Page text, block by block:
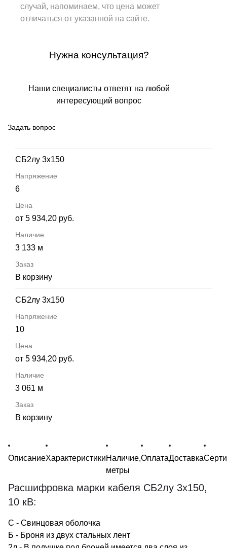
случай, напоминаем, что цена может
отличаться от указанной на сайте.
Нужна консультация?
Наши специалисты ответят на любой
интересующий вопрос
Задать вопрос
СБ2лу 3х150
6
от 5 934,20 руб.
3 133 м
В корзину
СБ2лу 3х150
10
от 5 934,20 руб.
3 061 м
В корзину
ОписаниеХарактеристикиНаличие,
метры
ОплатаДоставка
Расшифровка марки кабеля СБ2лу 3х150,
10 кВ:
С - Свинцовая оболочка
Б - Броня из двух стальных лент